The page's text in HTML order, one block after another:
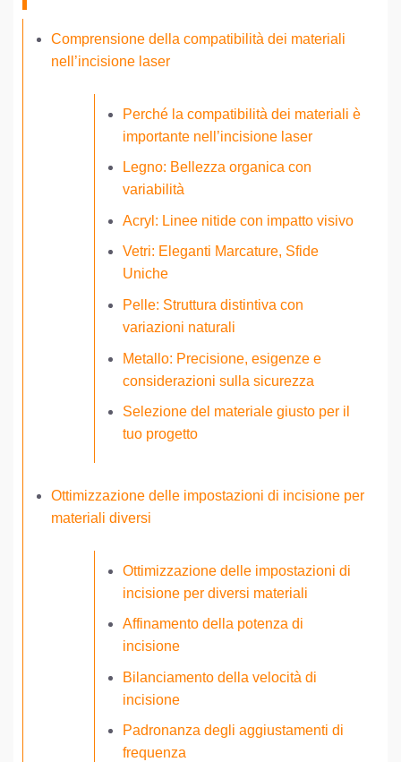
Comprensione della compatibilità dei materiali
nell’incisione laser
Perché la compatibilità dei materiali è
importante nell’incisione laser
Legno: Bellezza organica con
variabilità
Acryl: Linee nitide con impatto visivo
Vetri: Eleganti Marcature, Sfide
Uniche
Pelle: Struttura distintiva con
variazioni naturali
Metallo: Precisione, esigenze e
considerazioni sulla sicurezza
Selezione del materiale giusto per il
tuo progetto
Ottimizzazione delle impostazioni di incisione per
materiali diversi
Ottimizzazione delle impostazioni di
incisione per diversi materiali
Affinamento della potenza di
incisione
Bilanciamento della velocità di
incisione
Padronanza degli aggiustamenti di
frequenza